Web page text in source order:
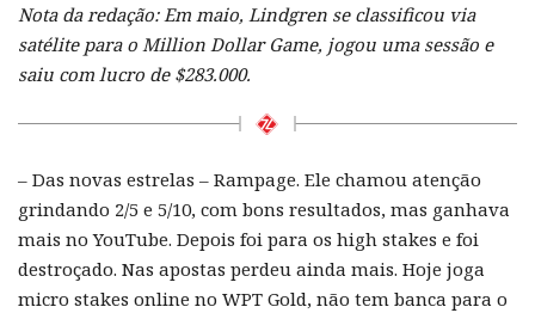
Nota da redação: Em maio, Lindgren se classificou via
satélite para o Million Dollar Game, jogou uma sessão e
saiu com lucro de $283.000.
– Das novas estrelas – Rampage. Ele chamou atenção
grindando 2/5 e 5/10, com bons resultados, mas ganhava
mais no YouTube. Depois foi para os high stakes e foi
destroçado. Nas apostas perdeu ainda mais. Hoje joga
micro stakes online no WPT Gold, não tem banca para o